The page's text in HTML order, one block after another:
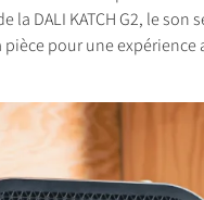
la DALI KATCH G2, le son
pièce pour une